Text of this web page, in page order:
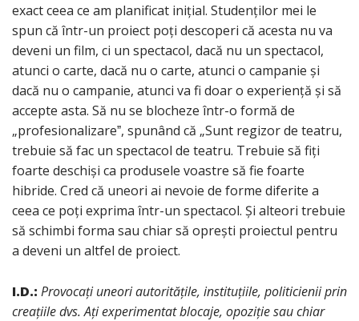
exact ceea ce am planificat inițial. Studenților mei le
spun că într-un proiect poți descoperi că acesta nu va
deveni un film, ci un spectacol, dacă nu un spectacol,
atunci o carte, dacă nu o carte, atunci o campanie și
dacă nu o campanie, atunci va fi doar o experiență și să
accepte asta. Să nu se blocheze într-o formă de
„profesionalizareˮ, spunând că „Sunt regizor de teatru,
trebuie să fac un spectacol de teatru. Trebuie să fiți
foarte deschiși ca produsele voastre să fie foarte
hibride. Cred că uneori ai nevoie de forme diferite a
ceea ce poți exprima într-un spectacol. Și alteori trebuie
să schimbi forma sau chiar să oprești proiectul pentru
a deveni un altfel de proiect.
I.D.: Provocați uneori autoritățile, instituțiile, politicienii prin
creațiile dvs. Ați experimentat blocaje, opoziție sau chiar